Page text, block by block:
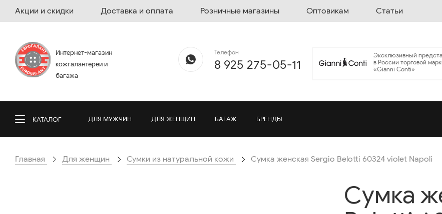
Акции и скидки Доставка и оплата Розничные магазины Оптовикам Статьи
Интернет-магазин
кожгалантереи и
багажа
Телефон
8 925 275-05-11
Эксклюзивный
в России торговой
«Gianni Conti»
КАТАЛОГ ДЛЯ МУЖЧИН ДЛЯ ЖЕНЩИН БАГАЖ БРЕНДЫ
Главная Для женщин Сумки из натуральной кожи Cумка женская Sergio Belotti 60324 violet Napoli
Cумка